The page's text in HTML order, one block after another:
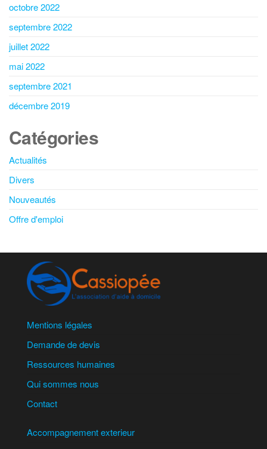
octobre 2022
septembre 2022
juillet 2022
mai 2022
septembre 2021
décembre 2019
Catégories
Actualités
Divers
Nouveautés
Offre d'emploi
Mentions légales
Demande de devis
Ressources humaines
Qui sommes nous
Contact
Accompagnement exterieur